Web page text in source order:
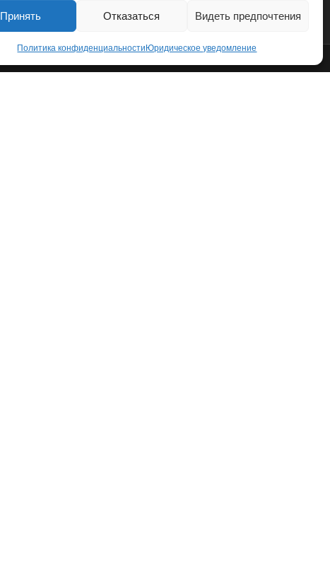
Принять Отказаться Видеть предпочтения
Политика конфиденциальностиЮридическое уведомление